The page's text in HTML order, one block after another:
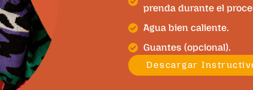
prenda durante el
Agua bien caliente.
Guantes (opcional).
Descargar